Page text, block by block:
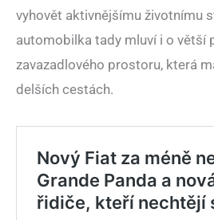
vyhovět aktivnějšímu životnímu
automobilka tady mluví i o větší
zavazadlového prostoru, která
delších cestách.